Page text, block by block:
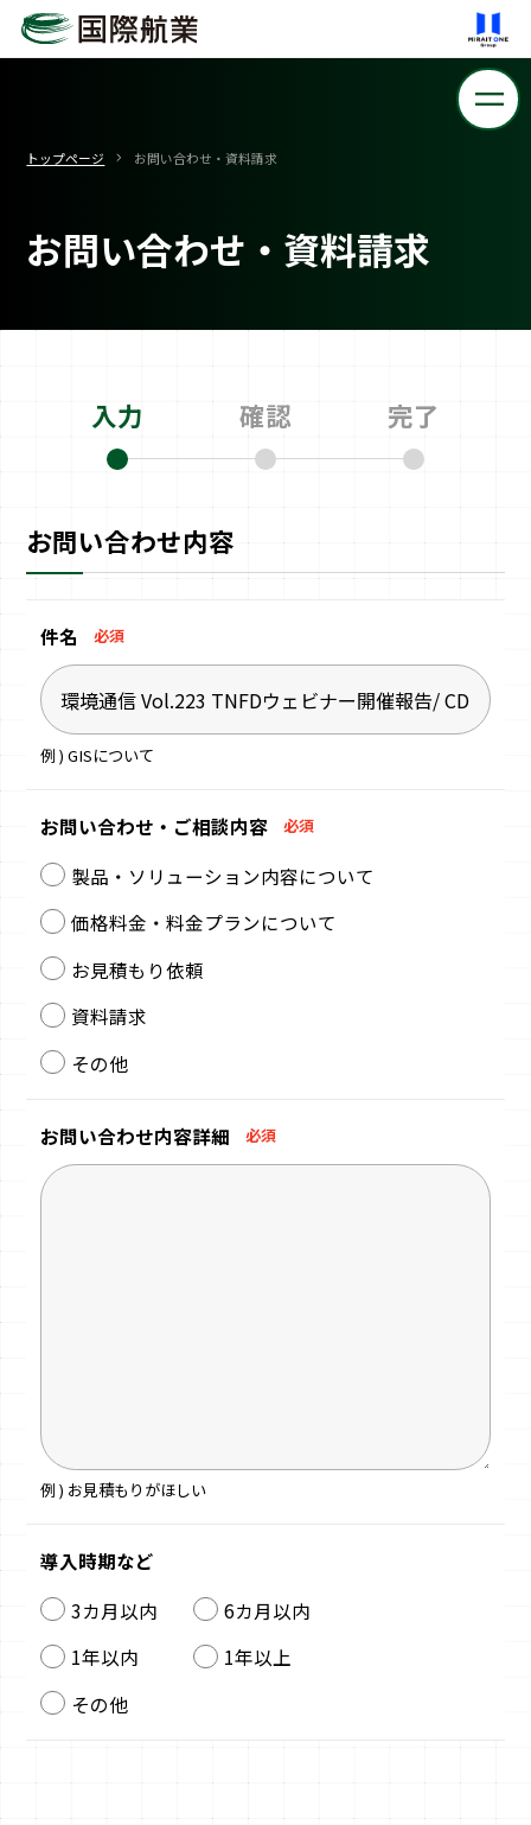
トップページ お問い合わせ・資料請求
お問い合わせ・資料請求
入力 確認 完了
お問い合わせ内容
件名 必須
例 ) GISについて
お問い合わせ・ ご相談内容 必須
製品・ソリューション内容について
価格料金・料金プランについて
お見積もり依頼
資料請求
その他
お問い合わせ内容詳細 必須
例 ) お見積もりがほしい
導入時期など
3カ月以内
6カ月以内
1年以内
1年以上
その他